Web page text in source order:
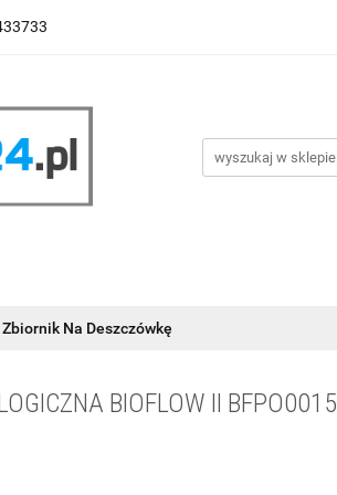
WYCENA ZESTAWÓW
Zbiornik Na Deszczówkę
BIOFLOW II BFPO0015